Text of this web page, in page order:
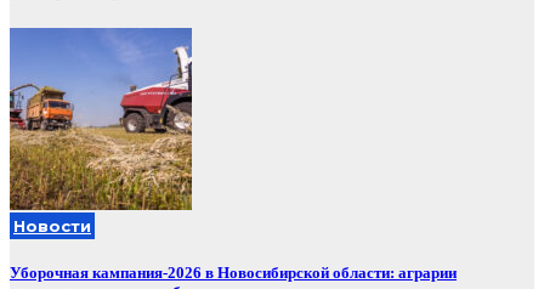
Новости
Уборочная кампания‑2026 в Новосибирской области: аграрии